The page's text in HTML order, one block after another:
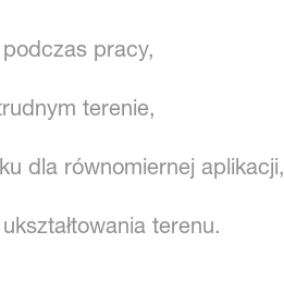
pracy,
terenie,
dla równomiernej aplikacji,
terenu.